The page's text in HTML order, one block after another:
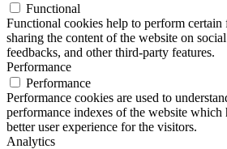
Functional
Functional cookies help to perform
sharing the content of the website on
feedbacks, and other third-party features.
Performance
Performance
Performance cookies are used to
performance indexes of the website which
better user experience for the visitors.
Analytics